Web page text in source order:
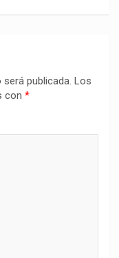
publicada. Los
con *